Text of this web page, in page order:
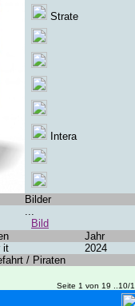
Strate
Intera
Bilder
...
Bild
Jahr
it
2024
/ Piraten
Seite 1 von 19 ..10/